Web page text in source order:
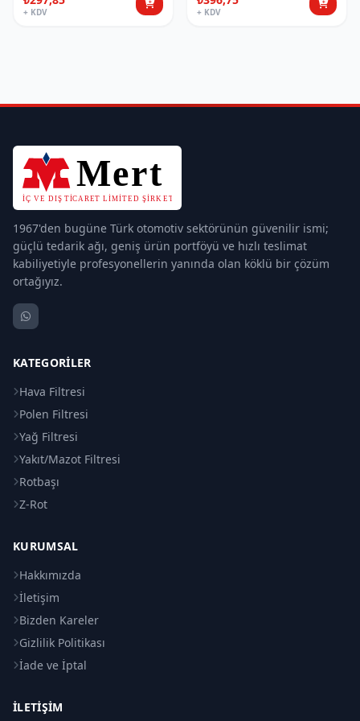
+ KDV + KDV
1967'den bugüne Türk otomotiv sektörünün güvenilir ismi;
güçlü tedarik ağı, geniş ürün portföyü ve hızlı teslimat
kabiliyetiyle profesyonellerin yanında olan köklü bir çözüm
ortağıyız.
KATEGORILER
Hava Filtresi
Polen Filtresi
Yağ Filtresi
Yakıt/Mazot Filtresi
Rotbaşı
Z-Rot
KURUMSAL
Hakkımızda
İletişim
Bizden Kareler
Gizlilik Politikası
İade ve İptal
İLETIŞIM